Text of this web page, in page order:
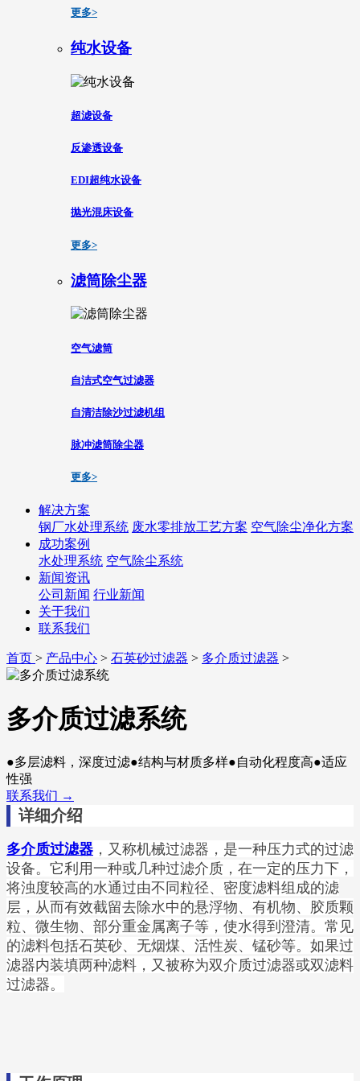
更多>
纯水设备
超滤设备
反渗透设备
EDI超纯水设备
抛光混床设备
更多>
滤筒除尘器
空气滤筒
自洁式空气过滤器
自清洁除沙过滤机组
脉冲滤筒除尘器
更多>
解决方案
钢厂水处理系统 废水零排放工艺方案 空气除尘净化方案
成功案例
水处理系统 空气除尘系统
新闻资讯
公司新闻 行业新闻
关于我们
联系我们
首页 > 产品中心 > 石英砂过滤器 > 多介质过滤器 >
多介质过滤系统
●多层滤料，深度过滤●结构与材质多样●自动化程度高●适应
性强
联系我们 →
详细介绍
多介质过滤器 ，又称机械过滤器，是一种压力式的过滤
设备。它利用一种或几种过滤介质，在一定的压力下，
将浊度较高的水通过由不同粒径、密度滤料组成的滤
层，从而有效截留去除水中的悬浮物、有机物、胶质颗
粒、微生物、部分重金属离子等，使水得到澄清。常见
的滤料包括石英砂、无烟煤、活性炭、锰砂等。如果过
滤器内装填两种滤料，又被称为双介质过滤器或双滤料
过滤器。